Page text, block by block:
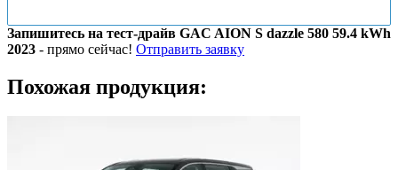
Запишитесь на тест-драйв GAC AION S dazzle 580 59.4 kWh
2023 - прямо сейчас! Отправить заявку
Похожая продукция: